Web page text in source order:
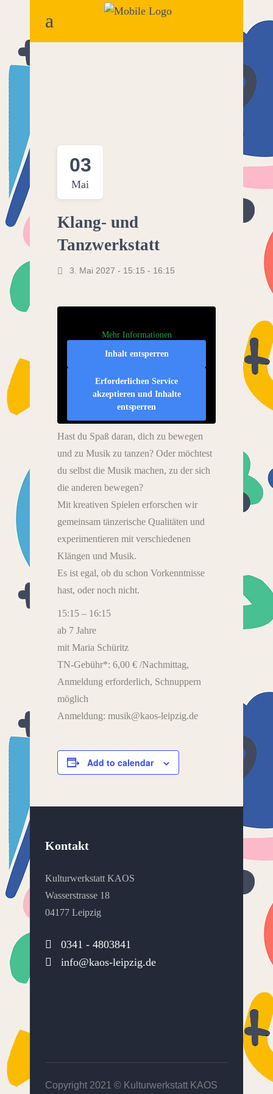
03
Mai
Klang- und
Tanzwerkstatt
3. Mai 2027 - 15:15 - 16:15
Mehr Informationen
Inhalt entsperren
Erforderlichen Service
akzeptieren und Inhalte
entsperren
Hast du Spaß daran, dich zu bewegen
und zu Musik zu tanzen? Oder möchtest
du selbst die Musik machen, zu der sich
die anderen bewegen?
Mit kreativen Spielen erforschen wir
gemeinsam tänzerische Qualitäten und
experimentieren mit verschiedenen
Klängen und Musik.
Es ist egal, ob du schon Vorkenntnisse
hast, oder noch nicht.
15:15 – 16:15
ab 7 Jahre
mit Maria Schüritz
TN-Gebühr*: 6,00 € /Nachmittag,
Anmeldung erforderlich, Schnuppern
möglich
Anmeldung: musik@kaos-leipzig.de
Add to calendar
Kontakt
Kulturwerkstatt KAOS
Wasserstrasse 18
04177 Leipzig
0341 - 4803841
info@kaos-leipzig.de
Copyright 2021 © Kulturwerkstatt KAOS